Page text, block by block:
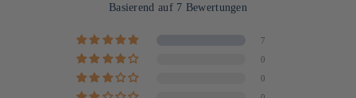
Basierend auf 7 Bewertungen
7
0
0